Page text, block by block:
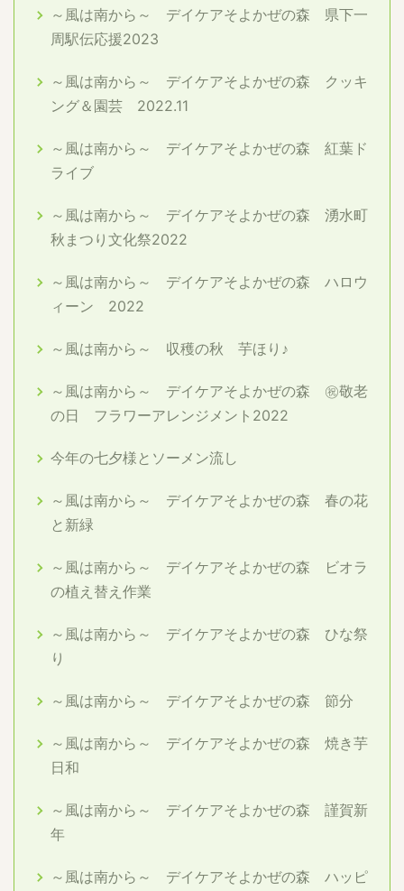
～風は南から～ デイケアそよかぜの森 県下一
周駅伝応援2023
～風は南から～ デイケアそよかぜの森 クッキ
ング＆園芸 2022.11
～風は南から～ デイケアそよかぜの森 紅葉ド
ライブ
～風は南から～ デイケアそよかぜの森 湧水町
秋まつり文化祭2022
～風は南から～ デイケアそよかぜの森 ハロウ
ィーン 2022
～風は南から～ 収穫の秋 芋ほり♪
～風は南から～ デイケアそよかぜの森 ㊗敬老
の日 フラワーアレンジメント2022
今年の七夕様とソーメン流し
～風は南から～ デイケアそよかぜの森 春の花
と新緑
～風は南から～ デイケアそよかぜの森 ビオラ
の植え替え作業
～風は南から～ デイケアそよかぜの森 ひな祭
り
～風は南から～ デイケアそよかぜの森 節分
～風は南から～ デイケアそよかぜの森 焼き芋
日和
～風は南から～ デイケアそよかぜの森 謹賀新
年
～風は南から～ デイケアそよかぜの森 ハッピ